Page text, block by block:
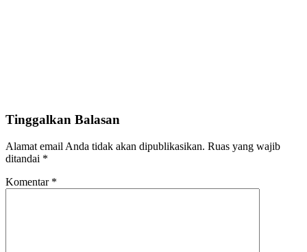
Tinggalkan Balasan
Alamat email Anda tidak akan dipublikasikan. Ruas yang wajib
ditandai *
Komentar *